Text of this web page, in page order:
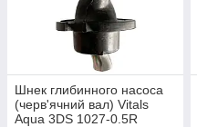
Шнек глибинного насоса
(черв'ячний вал) Vitals
Aqua 3DS 1027-0.5R